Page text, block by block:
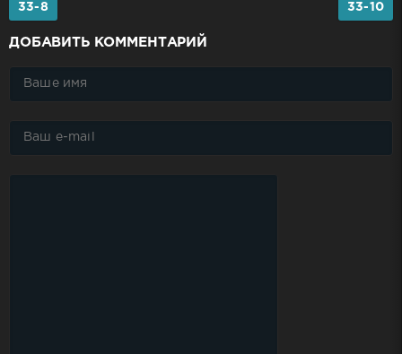
33-8 33-10
ДОБАВИТЬ КОММЕНТАРИЙ